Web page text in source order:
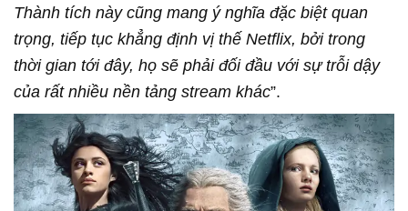
Thành tích này cũng mang ý nghĩa đặc biệt quan
trọng, tiếp tục khẳng định vị thế Netflix, bởi trong
thời gian tới đây, họ sẽ phải đối đầu với sự trỗi dậy
của rất nhiều nền tảng stream khác”.